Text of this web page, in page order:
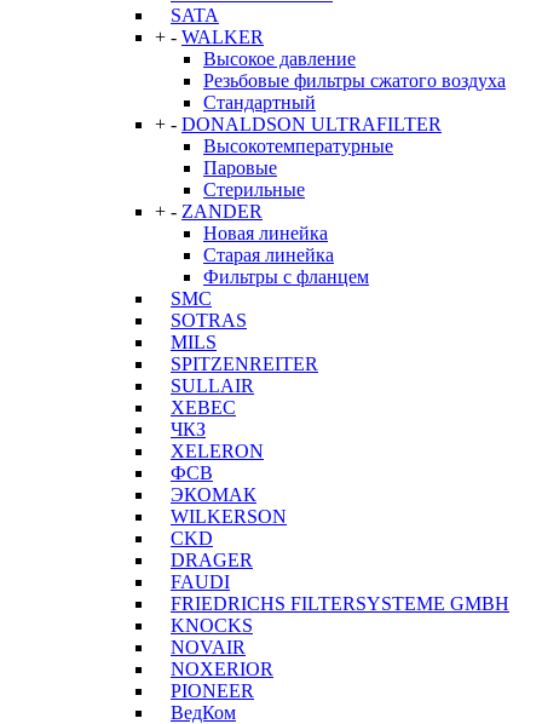
SATA
+ - WALKER
Высокое давление
Резьбовые фильтры сжатого воздуха
Стандартный
+ - DONALDSON ULTRAFILTER
Высокотемпературные
Паровые
Стерильные
+ - ZANDER
Новая линейка
Старая линейка
Фильтры с фланцем
SMC
SOTRAS
MILS
SPITZENREITER
SULLAIR
XEBEC
ЧКЗ
XELERON
ФСВ
ЭКОМАК
WILKERSON
CKD
DRAGER
FAUDI
FRIEDRICHS FILTERSYSTEME GMBH
KNOCKS
NOVAIR
NOXERIOR
PIONEER
ВедКом